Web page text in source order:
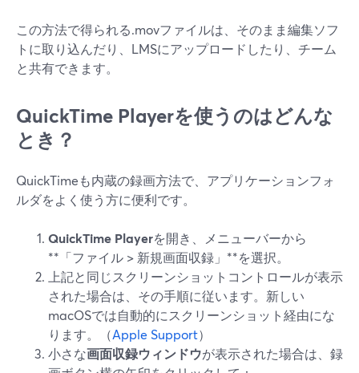
この方法で得られる.movファイルは、そのまま編集ソフ
トに取り込んだり、LMSにアップロードしたり、チーム
と共有できます。
QuickTime Playerを使うのはどんな
とき？
QuickTimeも内蔵の録画方法で、アプリケーションフォ
ルダをよく使う方に便利です。
QuickTime Playerを開き、メニューバーから
**「ファイル > 新規画面収録」**を選択。
上記と同じスクリーンショットコントロールが表示
された場合は、その手順に従います。新しい
macOSでは自動的にスクリーンショット経由にな
ります。（Apple Support）
小さな画面収録ウィンドウが表示された場合は、録